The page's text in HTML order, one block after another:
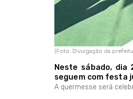
(Foto: Divulgação da
Neste sábado, dia
seguem com festa
A quermesse será